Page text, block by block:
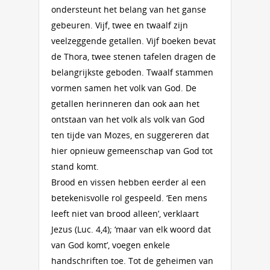
ondersteunt het belang van het ganse
gebeuren. Vijf, twee en twaalf zijn
veelzeggende getallen. Vijf boeken bevat
de Thora, twee stenen tafelen dragen de
belangrijkste geboden. Twaalf stammen
vormen samen het volk van God. De
getallen herinneren dan ook aan het
ontstaan van het volk als volk van God
ten tijde van Mozes, en suggereren dat
hier opnieuw gemeenschap van God tot
stand komt.
Brood en vissen hebben eerder al een
betekenisvolle rol gespeeld. ‘Een mens
leeft niet van brood alleen’, verklaart
Jezus (Luc. 4,4); ‘maar van elk woord dat
van God komt’, voegen enkele
handschriften toe. Tot de geheimen van